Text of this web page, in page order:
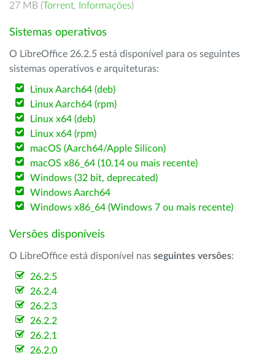
27 MB (Torrent, Informações)
Sistemas operativos
O LibreOffice 26.2.5 está disponível para os seguintes
sistemas operativos e arquiteturas:
Linux Aarch64 (deb)
Linux Aarch64 (rpm)
Linux x64 (deb)
Linux x64 (rpm)
macOS (Aarch64/Apple Silicon)
macOS x86_64 (10.14 ou mais recente)
Windows (32 bit, deprecated)
Windows Aarch64
Windows x86_64 (Windows 7 ou mais recente)
Versões disponíveis
O LibreOffice está disponível nas seguintes versões:
26.2.5
26.2.4
26.2.3
26.2.2
26.2.1
26.2.0